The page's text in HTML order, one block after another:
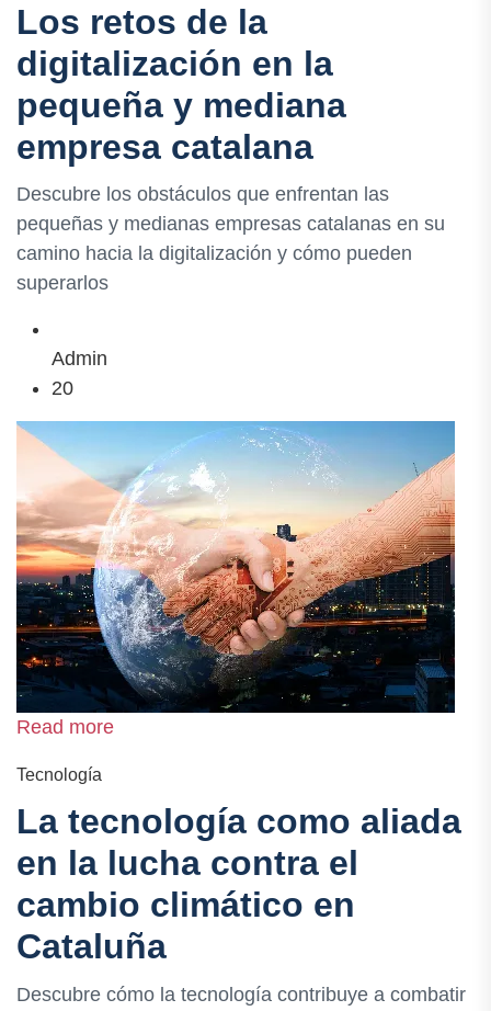
Los retos de la
digitalización en la
pequeña y mediana
empresa catalana
Descubre los obstáculos que enfrentan las
pequeñas y medianas empresas catalanas en su
camino hacia la digitalización y cómo pueden
superarlos
Admin
20
Read more
Tecnología
La tecnología como aliada
en la lucha contra el
cambio climático en
Cataluña
Descubre cómo la tecnología contribuye a combatir